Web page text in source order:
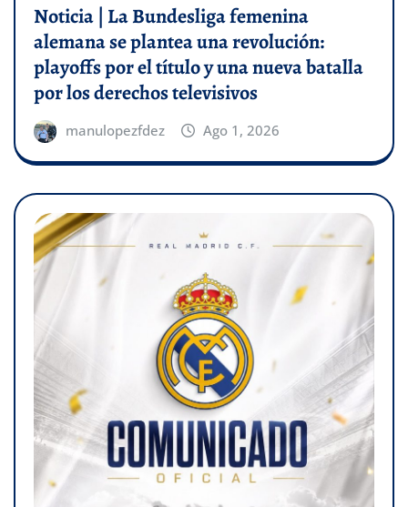
Noticia | La Bundesliga femenina
alemana se plantea una revolución:
playoffs por el título y una nueva batalla
por los derechos televisivos
manulopezfdez Ago 1, 2026